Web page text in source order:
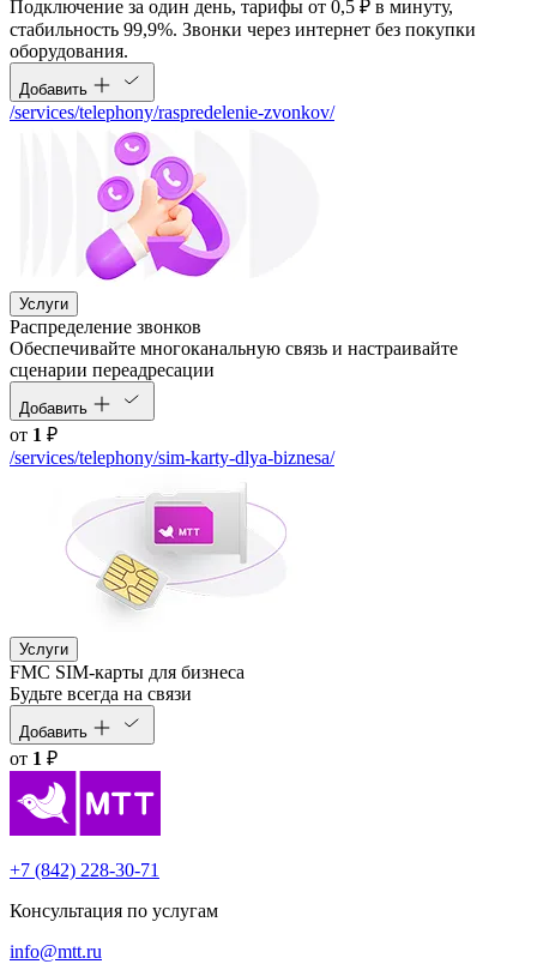
Подключение за один день, тарифы от 0,5 ₽ в минуту,
стабильность 99,9%. Звонки через интернет без покупки
оборудования.
Добавить
/services/telephony/raspredelenie-zvonkov/
Услуги
Распределение звонков
Обеспечивайте многоканальную связь и настраивайте
сценарии переадресации
Добавить
от 1 ₽
/services/telephony/sim-karty-dlya-biznesa/
Услуги
FMC SIM-карты для бизнеса
Будьте всегда на связи
Добавить
от 1 ₽
+7 (842) 228-30-71
Консультация по услугам
info@mtt.ru